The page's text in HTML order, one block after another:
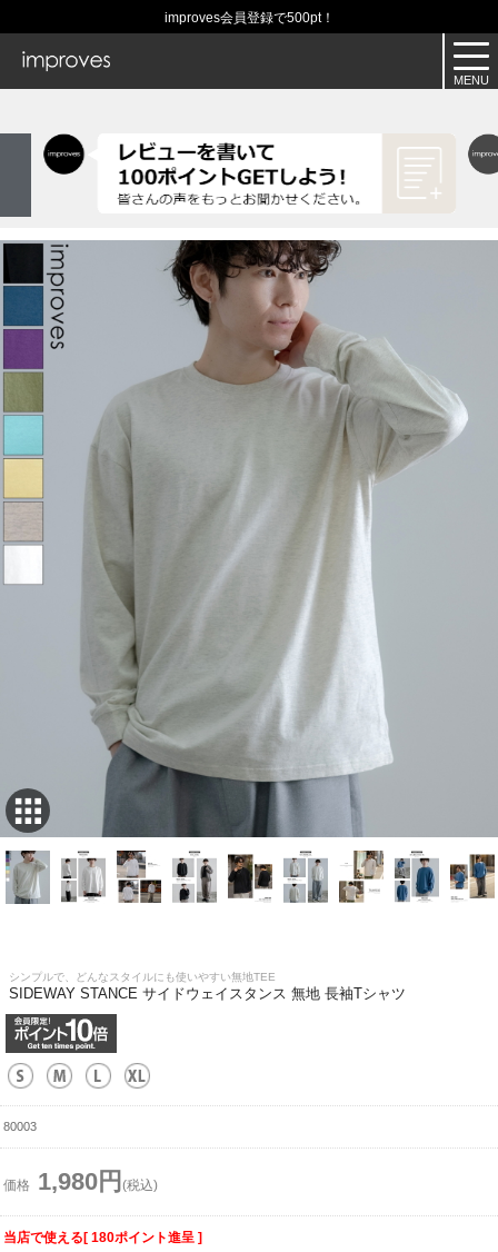
improves会員登録で500pt！
シンプルで、どんなスタイルにも使いやすい無地TEE
SIDEWAY STANCE サイドウェイスタンス 無地 長袖Tシャツ
80003
価格 1,980円 (税込)
当店で使える[ 180ポイント進呈 ]